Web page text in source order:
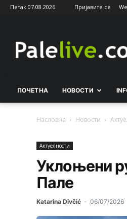
Петак 07.08.2026. Пријавите се
ПОЧЕТНА НОВОСТИ
Насловна Новости
Актуeлности
Уклоњени
Пале
Katarina Divčić - 06/07/2026